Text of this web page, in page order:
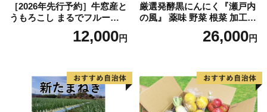
［2026年先行予約］牛窓産と
うもろこし まるでフルー
ツ！最高糖度25度超え 生で
甘い、茹でて美味い！ 黄色
12,000円
厳選発酵黒にんにく『瀬戸内
の風』 薬味 野菜 根菜 加工食
26,000円